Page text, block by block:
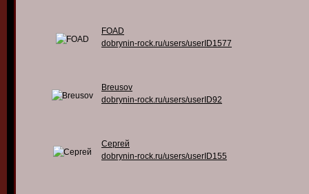
FOAD
dobrynin-rock.ru/users/userID1577
Breusov
dobrynin-rock.ru/users/userID92
Сергей
dobrynin-rock.ru/users/userID155